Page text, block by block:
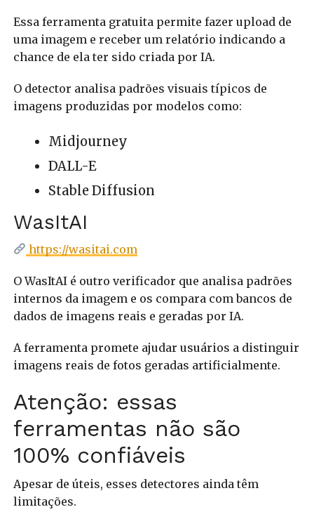
Essa ferramenta gratuita permite fazer upload de
uma imagem e receber um relatório indicando a
chance de ela ter sido criada por IA.
O detector analisa padrões visuais típicos de
imagens produzidas por modelos como:
Midjourney
DALL-E
Stable Diffusion
WasItAI
https://wasitai.com
O WasItAI é outro verificador que analisa padrões
internos da imagem e os compara com bancos de
dados de imagens reais e geradas por IA.
A ferramenta promete ajudar usuários a distinguir
imagens reais de fotos geradas artificialmente.
Atenção: essas
ferramentas não são
100% confiáveis
Apesar de úteis, esses detectores ainda têm
limitações.